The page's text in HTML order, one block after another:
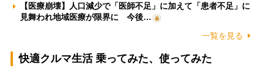
【医療崩壊】人口減少で「医師不足」に加えて「患者不足」に
見舞われ地域医療が限界に 今後…
一覧を見る
快適クルマ生活 乗ってみた、使ってみた